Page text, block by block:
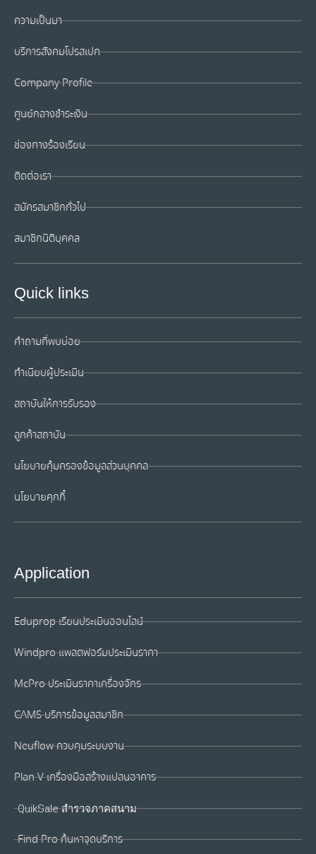
ความเป็นมา
บริการสังคมโปรสเปค
Company Profile
ศูนย์กลางชำระเงิน
ช่องทางร้องเรียน
ติดต่อเรา
สมัครสมาชิกทั่วไป
สมาชิกนิติบุคคล
Quick links
คำถามที่พบบ่อย
ทำเนียบผู้ประเมิน
สถาบันให้การรับรอง
ลูกค้าสถาบัน
นโยบายคุ้มครองข้อมูลส่วนบุคคล
นโยบายคุกกี้
Application
Eduprop เรียนประเมินออนไลน์
Windpro แพลตฟอร์มประเมินราคา
McPro ประเมินราคาเครื่องจักร
CAMS บริการข้อมูลสมาชิก
Neuflow ควบคุมระบบงาน
Plan V เครื่องมือสร้างแปลนอาคาร
QuikSale สำรวจภาคสนาม
Find Pro ค้นหาจุดบริการ